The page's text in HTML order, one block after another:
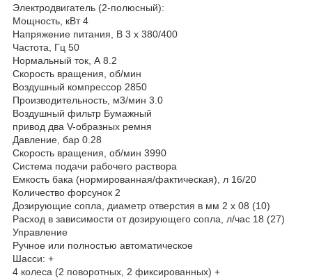
Электродвигатель (2-полюсный):
Мощность, кВт 4
Напряжение питания, В 3 х 380/400
Частота, Гц 50
Нормальный ток, А 8.2
Скорость вращения, об/мин
Воздушный компрессор 2850
Производительность, м3/мин 3.0
Воздушный фильтр Бумажный
привод два V-образных ремня
Давление, бар 0.28
Скорость вращения, об/мин 3990
Система подачи рабочего раствора
Емкость бака (нормированная/фактическая), л 16/20
Количество форсунок 2
Дозирующие сопла, диаметр отверстия в мм 2 х 08 (10)
Расход в зависимости от дозирующего сопла, л/час 18 (27)
Управление
Ручное или полностью автоматическое
Шасси: +
4 колеса (2 поворотных, 2 фиксированных) +